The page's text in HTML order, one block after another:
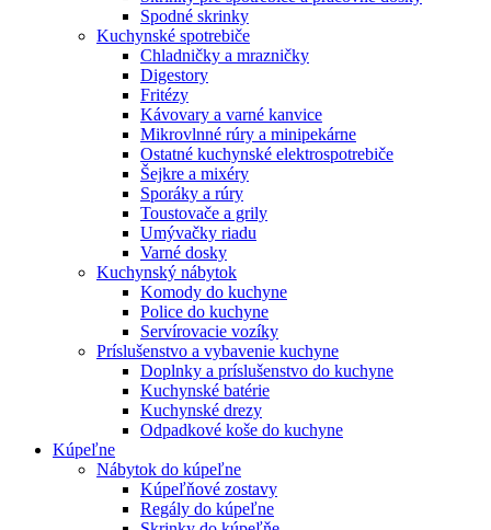
Spodné skrinky
Kuchynské spotrebiče
Chladničky a mrazničky
Digestory
Fritézy
Kávovary a varné kanvice
Mikrovlnné rúry a minipekárne
Ostatné kuchynské elektrospotrebiče
Šejkre a mixéry
Sporáky a rúry
Toustovače a grily
Umývačky riadu
Varné dosky
Kuchynský nábytok
Komody do kuchyne
Police do kuchyne
Servírovacie vozíky
Príslušenstvo a vybavenie kuchyne
Doplnky a príslušenstvo do kuchyne
Kuchynské batérie
Kuchynské drezy
Odpadkové koše do kuchyne
Kúpeľne
Nábytok do kúpeľne
Kúpeľňové zostavy
Regály do kúpeľne